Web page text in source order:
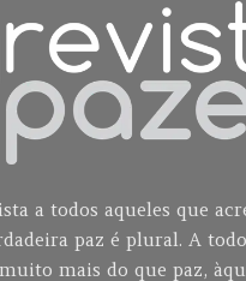
a todos aqueles que
paz é plural. A
mais do que paz,